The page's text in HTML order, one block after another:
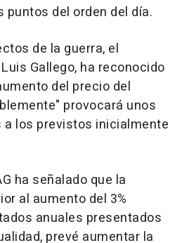
puntos del orden del día.
de la guerra, el
Gallego, ha reconocido
del precio del
provocará unos
los previstos inicialmente
ha señalado que la
al aumento del 3%
anuales presentados
prevé aumentar la